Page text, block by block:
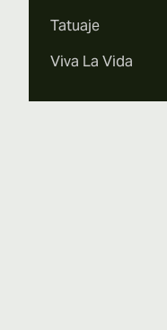
Tatuaje
Viva La Vida